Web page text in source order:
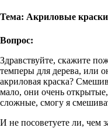
Тема: Акриловые
Вопрос:
Здравствуйте, скажите
темперы для дерева, или
акриловая краска?
мало, они очень
сложные, смогу я
И не посоветуете ли, чем